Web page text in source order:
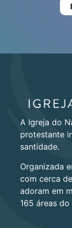
A Igreja do
protestante
santidade.
Organizada
com cerca
adoram em
165 áreas do